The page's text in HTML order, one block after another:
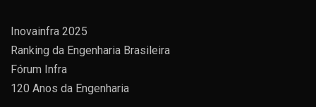
Inovainfra 2025
Ranking da Engenharia Brasileira
Fórum Infra
120 Anos da Engenharia